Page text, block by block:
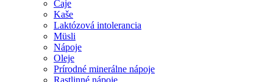
Čaje
Kaše
Laktózová intolerancia
Müsli
Nápoje
Oleje
Prírodné minerálne nápoje
Rastlinné nápoje